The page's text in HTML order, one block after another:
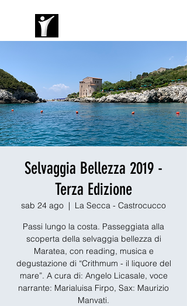
Selvaggia Bellezza 2019 -
Terza Edizione
sab 24 ago
  |
La Secca - Castrocucco
Passi lungo la costa. Passeggiata alla
scoperta della selvaggia bellezza di
Maratea, con reading, musica e
degustazione di “Crithmum - il liquore del
mare”. A cura di: Angelo Licasale, voce
narrante: Marialuisa Firpo, Sax: Maurizio
Manvati.